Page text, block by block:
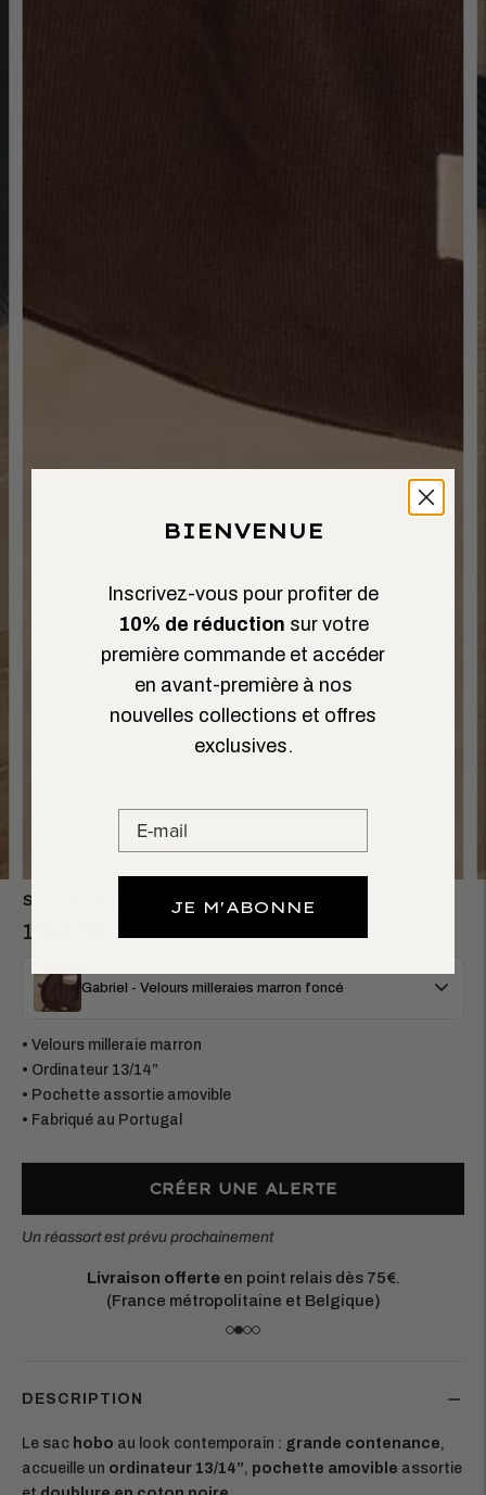
SAC RÍO GABRIEL
105,00€
Gabriel - Velours milleraies marron foncé
• Velours milleraie marron
• Ordinateur 13/14”
• Pochette assortie amovible
• Fabriqué au Portugal
CRÉER UNE ALERTE
Un réassort est prévu prochainement
Matières européennes durables.
Chaque pièce est conçue pour durer
DESCRIPTION
Le sac hobo au look contemporain : grande contenance,
accueille un ordinateur 13/14”, pochette amovible assortie
BIENVENUE
Inscrivez-vous pour profiter de
10% de réduction sur votre
première commande et accéder
en avant-première à nos
nouvelles collections et offres
exclusives.
JE M'ABONNE